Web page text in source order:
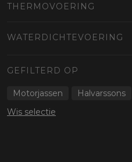
THERMOVOERING
WATERDICHTEVOERING
GEFILTERD OP
Motorjassen
Halvarssons
Wis selectie